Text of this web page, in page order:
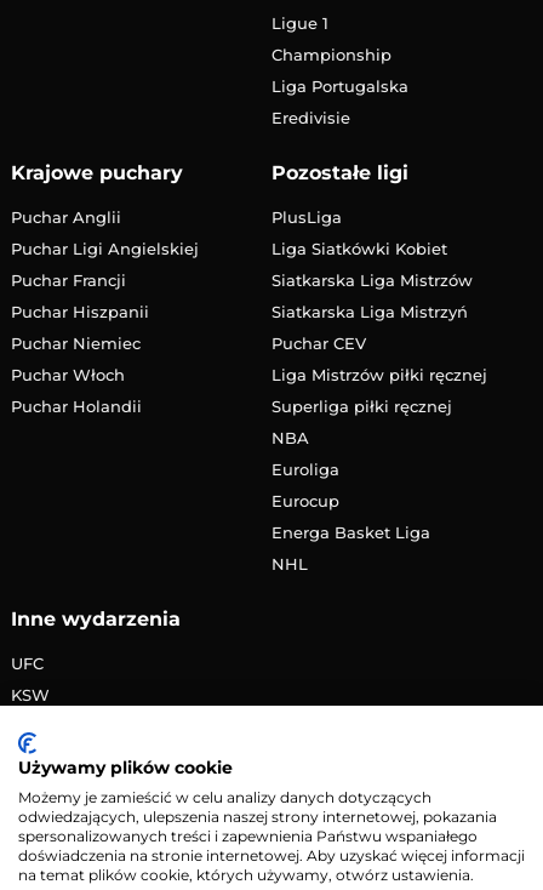
Ligue 1
Championship
Liga Portugalska
Eredivisie
Krajowe puchary
Puchar Anglii
Puchar Ligi Angielskiej
Puchar Francji
Puchar Hiszpanii
Puchar Niemiec
Puchar Włoch
Puchar Holandii
Pozostałe ligi
PlusLiga
Liga Siatkówki Kobiet
Siatkarska Liga Mistrzów
Siatkarska Liga Mistrzyń
Puchar CEV
Liga Mistrzów piłki ręcznej
Superliga piłki ręcznej
NBA
Euroliga
Eurocup
Energa Basket Liga
NHL
Inne wydarzenia
UFC
KSW
PRIME MMA
Żużlowa Ekstraliga
Speedway Grand Prix
Skoki narciarskie
Używamy plików cookie
Możemy je zamieścić w celu analizy danych dotyczących
odwiedzających, ulepszenia naszej strony internetowej, pokazania
spersonalizowanych treści i zapewnienia Państwu wspaniałego
doświadczenia na stronie internetowej. Aby uzyskać więcej informacji
na temat plików cookie, których używamy, otwórz ustawienia.